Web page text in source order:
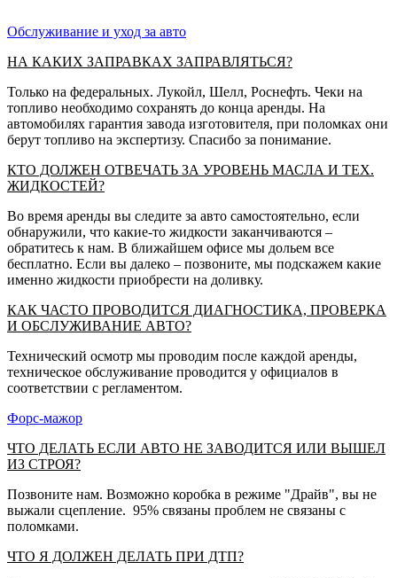
Обслуживание и уход за авто
НА КАКИХ ЗАПРАВКАХ ЗАПРАВЛЯТЬСЯ?
Только на федеральных. Лукойл, Шелл, Роснефть. Чеки на
топливо необходимо сохранять до конца аренды. На
автомобилях гарантия завода изготовителя, при поломках они
берут топливо на экспертизу. Спасибо за понимание.
КТО ДОЛЖЕН ОТВЕЧАТЬ ЗА УРОВЕНЬ МАСЛА И ТЕХ.
ЖИДКОСТЕЙ?
Во время аренды вы следите за авто самостоятельно, если
обнаружили, что какие-то жидкости заканчиваются –
обратитесь к нам. В ближайшем офисе мы дольем все
бесплатно. Если вы далеко – позвоните, мы подскажем какие
именно жидкости приобрести на доливку.
КАК ЧАСТО ПРОВОДИТСЯ ДИАГНОСТИКА, ПРОВЕРКА
И ОБСЛУЖИВАНИЕ АВТО?
Технический осмотр мы проводим после каждой аренды,
техническое обслуживание проводится у официалов в
соответствии с регламентом.
Форс-мажор
ЧТО ДЕЛАТЬ ЕСЛИ АВТО НЕ ЗАВОДИТСЯ ИЛИ ВЫШЕЛ
ИЗ СТРОЯ?
Позвоните нам. Возможно коробка в режиме "Драйв", вы не
выжали сцепление. 95% связаны проблем не связаны с
поломками.
ЧТО Я ДОЛЖЕН ДЕЛАТЬ ПРИ ДТП?